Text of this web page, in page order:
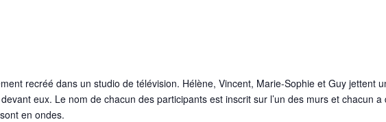
recréé dans un studio de télévision. Hélène, Vincent, Marie-Sophie et Guy jettent
eux. Le nom de chacun des participants est inscrit sur l’un des murs et chacun a
en ondes.